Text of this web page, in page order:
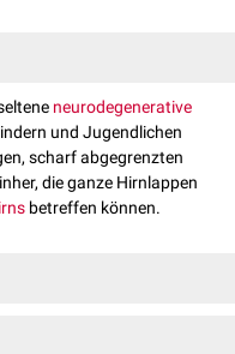
neurodegenerative
und Jugendlichen
scharf abgegrenzten
die ganze Hirnlappen
betreffen können.